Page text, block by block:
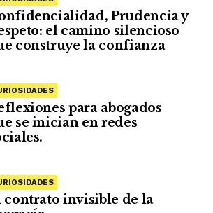
Prudencia y
el camino silencioso
construye la confianza
para abogados
se inician en redes
contrato invisible de la